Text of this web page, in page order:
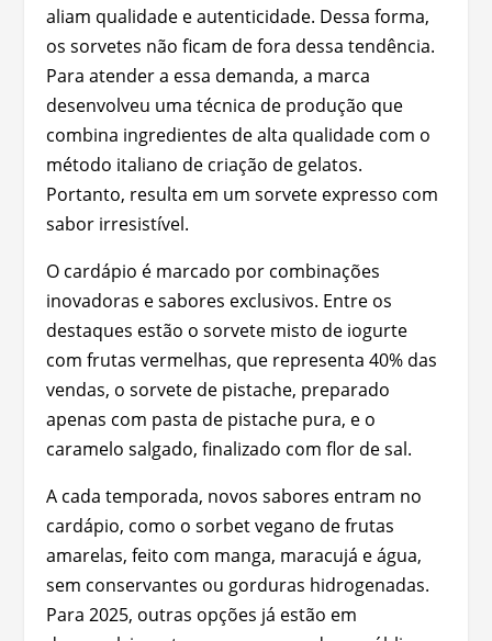
aliam qualidade e autenticidade. Dessa forma,
os sorvetes não ficam de fora dessa tendência.
Para atender a essa demanda, a marca
desenvolveu uma técnica de produção que
combina ingredientes de alta qualidade com o
método italiano de criação de gelatos.
Portanto, resulta em um sorvete expresso com
sabor irresistível.
O cardápio é marcado por combinações
inovadoras e sabores exclusivos. Entre os
destaques estão o sorvete misto de iogurte
com frutas vermelhas, que representa 40% das
vendas, o sorvete de pistache, preparado
apenas com pasta de pistache pura, e o
caramelo salgado, finalizado com flor de sal.
A cada temporada, novos sabores entram no
cardápio, como o sorbet vegano de frutas
amarelas, feito com manga, maracujá e água,
sem conservantes ou gorduras hidrogenadas.
Para 2025, outras opções já estão em